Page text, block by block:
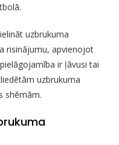
uzbrukuma
risinājumu, apvienojot
ir ļāvusi tai
uzbrukuma
shēmām.